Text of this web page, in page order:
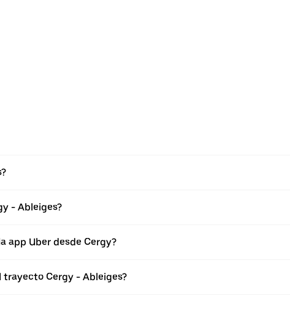
- Ableiges?
app Uber desde Cergy?
trayecto Cergy - Ableiges?